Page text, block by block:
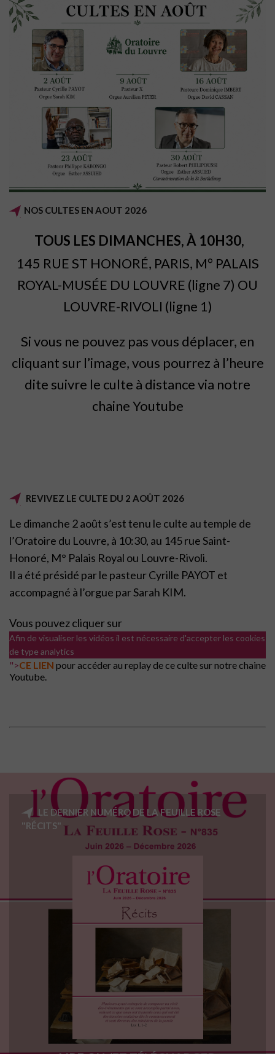
NOS CULTES EN AOUT 2026
TOUS LES DIMANCHES, À 10H30,
145 RUE ST HONORÉ, PARIS, M° PALAIS
ROYAL-MUSÉE DU LOUVRE (ligne 7) OU
LOUVRE-RIVOLI (ligne 1)
Si vous ne pouvez pas vous déplacer, en
cliquant sur l’image, vous pourrez à l’heure
dite suivre le culte à distance via notre
chaine Youtube
REVIVEZ LE CULTE DU 2 AOÛT 2026
Le dimanche 2 août s’est tenu le culte au temple de
l’Oratoire du Louvre, à 10:30, au 145 rue Saint-
Honoré, M° Palais Royal ou Louvre-Rivoli.
Il a été présidé par le pasteur Cyrille PAYOT et
accompagné à l’orgue par Sarah KIM.
Vous pouvez cliquer sur
Afin de visualiser les vidéos il est nécessaire d'accepter les cookies
de type analytics
">CE LIEN pour accéder au replay de ce culte sur notre chaine
Youtube.
LE DERNIER NUMÉRO DE LA FEUILLE ROSE
"RÉCITS"